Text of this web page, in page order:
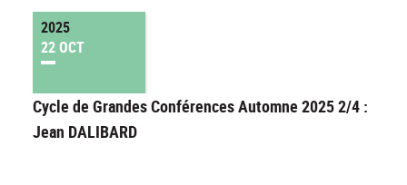
2025
22 OCT
Cycle de Grandes Conférences Automne 2025 2/4 :
Jean DALIBARD